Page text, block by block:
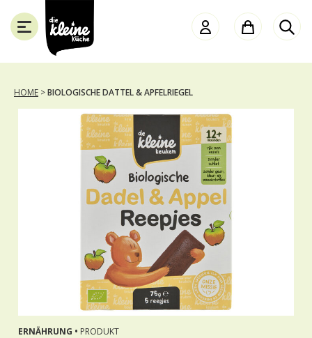
die
Kleine
Küche
SCHLIESSEN
HOME >BIOLOGISCHE DATTEL & APFELRIEGEL
ERNÄHRUNG • PRODUKT